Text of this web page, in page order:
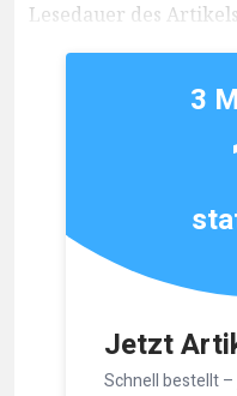
Lesedauer des
Jetzt
Schnell bestellt
3